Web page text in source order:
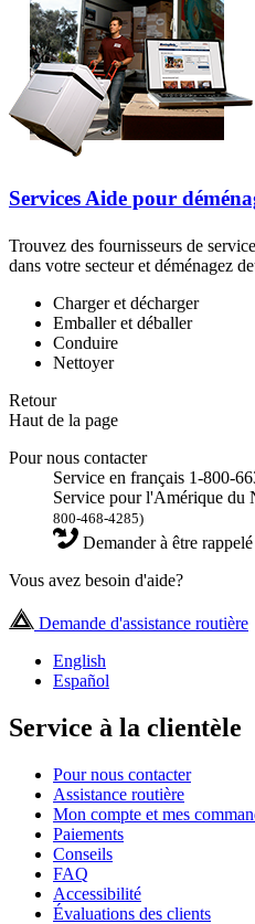
Services Aide pour
Trouvez des fournisseurs de
dans votre secteur et déménagez
Charger et décharger
Emballer et déballer
Conduire
Nettoyer
Retour
Haut de la page
Pour nous contacter
Service en français 1-800-
Service pour l'Amérique
800-468-4285)
Demander à être rappelé
Vous avez besoin d'aide?
Demande d'assistance routière
English
Español
Service à la clientèle
Pour nous contacter
Assistance routière
Mon compte et mes
Paiements
Conseils
FAQ
Accessibilité
Évaluations des clients